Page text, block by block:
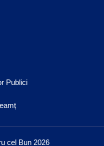
Publici
cel Bun 2026